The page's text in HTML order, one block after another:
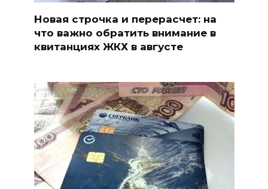
Новая строчка и перерасчет: на
что важно обратить внимание в
квитанциях ЖКХ в августе